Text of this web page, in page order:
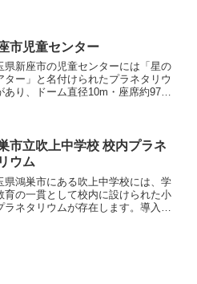
の星空...
市児童センター
県新座市の児童センターには「星の
ター」と名付けられたプラネタリウ
あり、ドーム直径10m・座席約97席
気軽さも大きな...
市立吹上中学校 校内プラネ
ウム
県鴻巣市にある吹上中学校には、学
育の一貫として校内に設けられた小
ラネタリウムが存在します。導入機